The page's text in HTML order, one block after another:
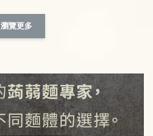
- +
加入購物車
瀏覽更多